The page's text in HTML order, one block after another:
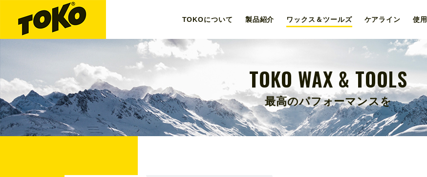
TOKOについて 製品紹介 ワックス＆ ツールズ ケアライン 使用
TOKO WAX & TOOLS
最高のパフォーマンスを